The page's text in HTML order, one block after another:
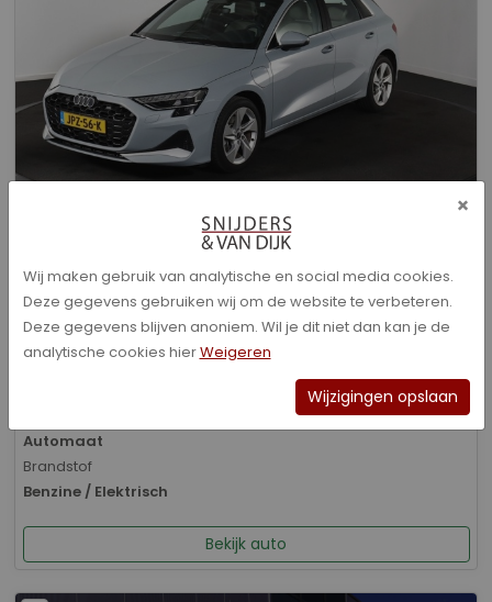
Audi A3 - Sportback 40 TFSI e Advanced edition
Bouwjaar
01-2026
Kilometerstand
Automaat
Brandstof
Benzine / Elektrisch
Bekijk auto
×
Wij maken gebruik van analytische en social media cookies.
Deze gegevens gebruiken wij om de website te verbeteren.
Deze gegevens blijven anoniem. Wil je dit niet dan kan je de
analytische cookies hierWeigeren
Wijzigingen opslaan